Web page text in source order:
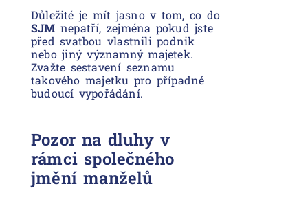
Důležité je mít jasno v tom, co do
SJM nepatří, zejména pokud jste
před svatbou vlastnili podnik
nebo jiný významný majetek.
Zvažte sestavení seznamu
takového majetku pro případné
budoucí vypořádání.
Pozor na dluhy v
rámci společného
jmění manželů